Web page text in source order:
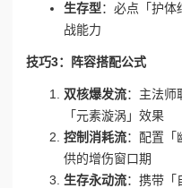
生存型：必点「护
战能力
技巧3：阵容搭配公式
双核爆发流：主法师
「元素漩涡」效果
控制消耗流：配置「
供的增伤窗口期
生存永动流：携带「